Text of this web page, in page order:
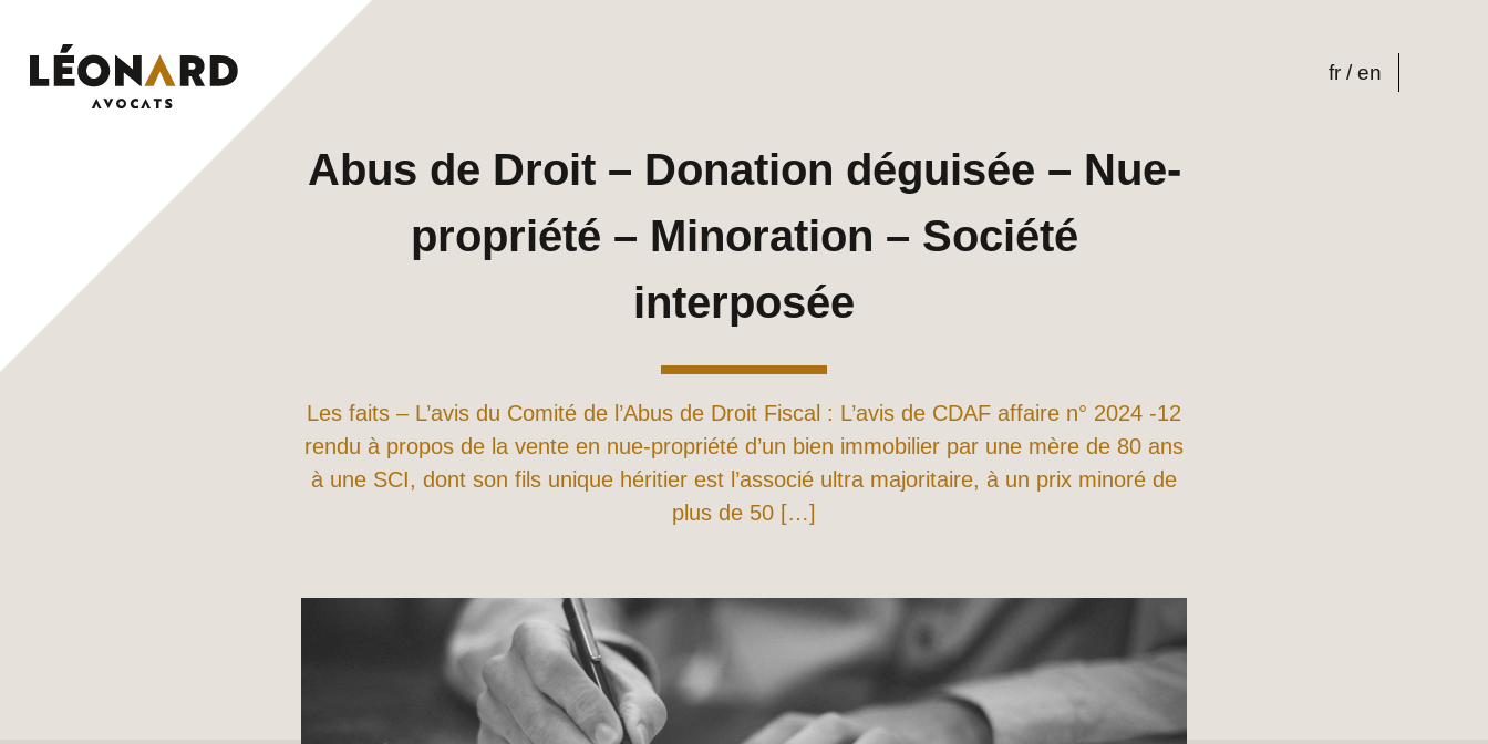
fr en
Abus de Droit – Donation déguisée – Nue-
propriété – Minoration – Société
interposée
Les faits – L’avis du Comité de l’Abus de Droit Fiscal : L’avis de CDAF affaire n° 2024 -12
rendu à propos de la vente en nue-propriété d’un bien immobilier par une mère de 80 ans
à une SCI, dont son fils unique héritier est l’associé ultra majoritaire, à un prix minoré de
plus de 50 […]